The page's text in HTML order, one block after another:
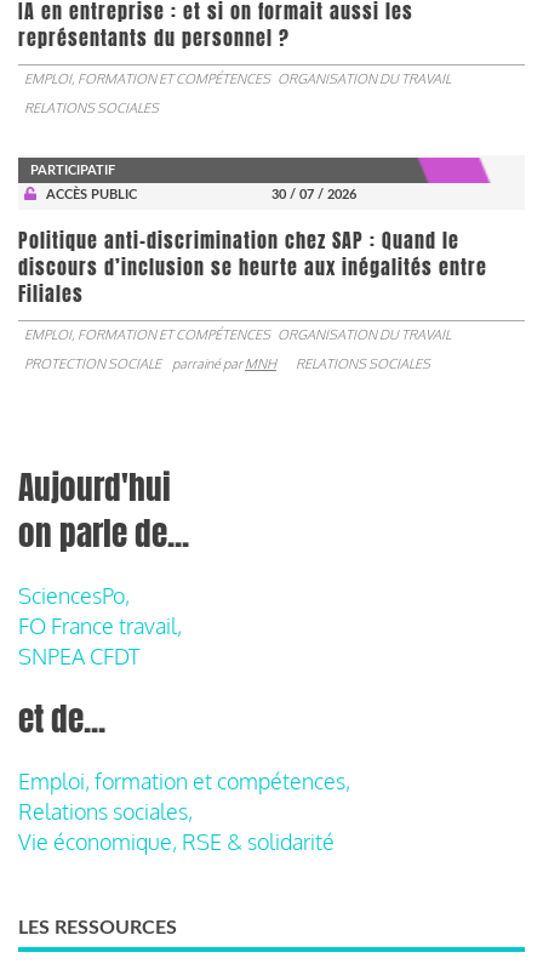
IA en entreprise : et si on formait aussi les
représentants du personnel ?
EMPLOI, FORMATION ET COMPÉTENCES ORGANISATION DU TRAVAIL
RELATIONS SOCIALES
PARTICIPATIF
ACCÈS PUBLIC
30 / 07 / 2026
Politique anti-discrimination chez SAP : Quand le
discours d’inclusion se heurte aux inégalités entre
Filiales
EMPLOI, FORMATION ET COMPÉTENCES ORGANISATION DU TRAVAIL
PROTECTION SOCIALE
parrainé parMNH RELATIONS SOCIALES
Aujourd'hui
on parle de...
SciencesPo,
FO France travail,
SNPEA CFDT
et de...
Emploi, formation et compétences,
Relations sociales,
Vie économique, RSE & solidarité
LES RESSOURCES